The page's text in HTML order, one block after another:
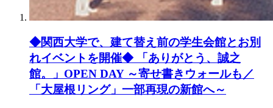
◆関西大学で、建て替え前の学生会館とお別
れイベントを開催◆ 「ありがとう、誠之
館。」OPEN DAY ～寄せ書きウォールも／
「大屋根リング」一部再現の新館へ～